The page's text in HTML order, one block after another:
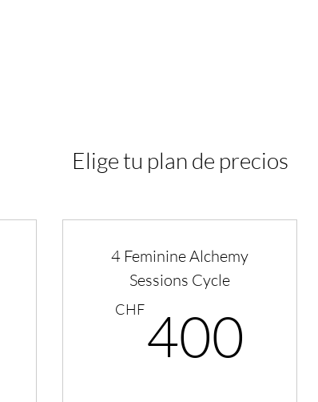
Elige tu plan de precios
111CHF
4 Feminine Alchemy
Sessions Cycle
CHF400